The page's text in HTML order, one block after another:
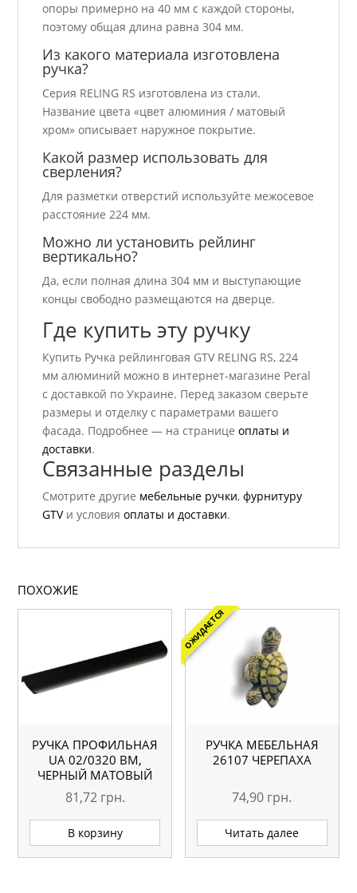
опоры примерно на 40 мм с каждой стороны,
поэтому общая длина равна 304 мм.
Из какого материала изготовлена
ручка?
Серия RELING RS изготовлена из стали.
Название цвета «цвет алюминия / матовый
хром» описывает наружное покрытие.
Какой размер использовать для
сверления?
Для разметки отверстий используйте межосевое
расстояние 224 мм.
Можно ли установить рейлинг
вертикально?
Да, если полная длина 304 мм и выступающие
концы свободно размещаются на дверце.
Где купить эту ручку
Купить Ручка рейлинговая GTV RELING RS, 224
мм алюминий можно в интернет-магазине Peral
с доставкой по Украине. Перед заказом сверьте
размеры и отделку с параметрами вашего
фасада. Подробнее — на страницеоплаты и
доставки.
Связанные разделы
Смотрите другие мебельные ручки,фурнитуру
GTVи условияоплаты и доставки.
ПОХОЖИЕ
РУЧКА ПРОФИЛЬНАЯ
UA 02/0320 BM,
ЧЕРНЫЙ МАТОВЫЙ
81,72 грн.
В корзину
ОЖИДАЕТСЯ
РУЧКА МЕБЕЛЬНАЯ
26107 ЧЕРЕПАХА
74,90 грн.
Читать далее